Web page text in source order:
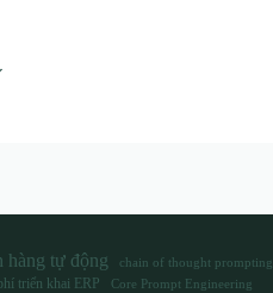
hàng tự động chain of thought prompting
triển khai ERP Core Prompt Engineering